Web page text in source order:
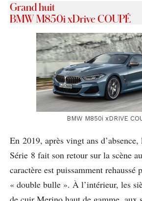
Grand huit
BMW M850i xDrive COUPÉ
BMW M850i xDRIVE
En 2019, après vingt ans
Série 8 fait son retour sur la scène
caractère est puissamment
« double bulle ». À l’intérieur, les